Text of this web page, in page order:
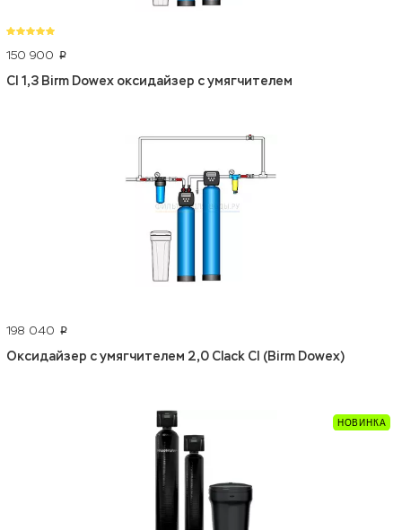
150 900 p
CI 1,3 Birm Dowex оксидайзер с умягчителем
198 040 p
Оксидайзер с умягчителем 2,0 Clack CI (Birm Dowex)